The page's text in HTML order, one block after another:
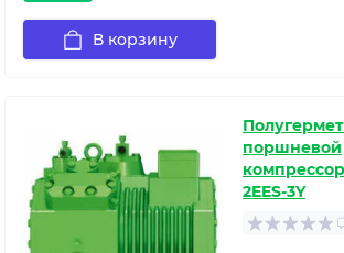
В корзину
поршневой
2EES-3Y